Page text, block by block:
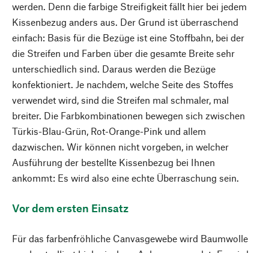
werden. Denn die farbige Streifigkeit fällt hier bei jedem
Kissenbezug anders aus. Der Grund ist überraschend
einfach: Basis für die Bezüge ist eine Stoffbahn, bei der
die Streifen und Farben über die gesamte Breite sehr
unterschiedlich sind. Daraus werden die Bezüge
konfektioniert. Je nachdem, welche Seite des Stoffes
verwendet wird, sind die Streifen mal schmaler, mal
breiter. Die Farbkombinationen bewegen sich zwischen
Türkis-Blau-Grün, Rot-Orange-Pink und allem
dazwischen. Wir können nicht vorgeben, in welcher
Ausführung der bestellte Kissenbezug bei Ihnen
ankommt: Es wird also eine echte Überraschung sein.
Vor dem ersten Einsatz
Für das farbenfröhliche Canvasgewebe wird Baumwolle